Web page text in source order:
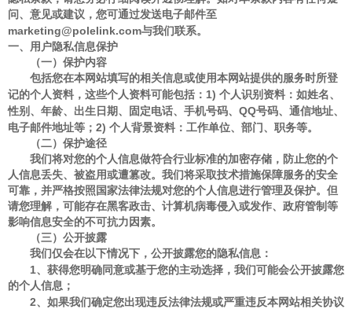
问、意见或建议，您可通过发送电子邮件至
marketing@polelink.com与我们联系。
一、用户隐私信息保护
（一）保护内容
包括您在本网站填写的相关信息或使用本网站提供的服务时所登
记的个人资料，这些个人资料可能包括： 1) 个人识别资料：如姓名、
性别、年龄、出生日期、
固定电话、手机号码、 QQ号码、通信地址、
电子邮件地址等 ； 2) 个人背景资料：工作单位、部门、职务等。
（二）保护途径
我们将对您的个人信息做符合行业标准的加密存储，防止您的个
人信息丢失、被盗用或遭篡改。我们将采取技术措施保障服务的安全
可靠 ， 并严格按照国家法律法规对您的个人信息进行管理及保护。但
请您理解，可能存在黑客政击、计算机病毒侵入或发作、政府管制等
影响信息安全的不可抗力因素。
（三）公开披露
我们仅会在以下情况下，公开披露您的隐私信息：
1、获得您明确同意或基于您的主动选择，我们可能会公开披露您
的个人信息；
2、如果我们确定您出现违反法律法规或严重违反本网站相关协议